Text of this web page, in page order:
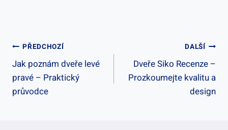
Navigace
Pro
Příspěvek
PŘEDCHOZÍ
Jak poznám dveře levé
pravé – Praktický
průvodce
DALŠÍ
Dveře Siko Recenze –
Prozkoumejte kvalitu a
design